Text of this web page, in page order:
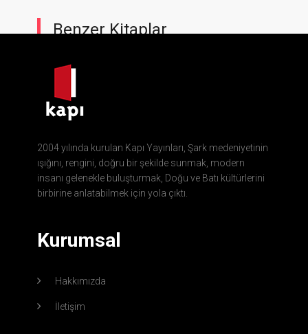
Benzer Kitaplar
2004 yılında kurulan Kapı Yayınları, Şark medeniyetinin
ışığını, rengini, doğru bir şekilde sunmak, modern
insanı gelenekle buluşturmak, Doğu ve Batı kültürlerini
birbirine anlatabilmek için yola çıktı.
Kurumsal
Hakkımızda
İletişim